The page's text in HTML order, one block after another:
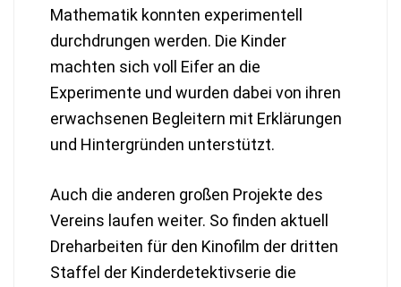
Mathematik konnten experimentell
durchdrungen werden. Die Kinder
machten sich voll Eifer an die
Experimente und wurden dabei von ihren
erwachsenen Begleitern mit Erklärungen
und Hintergründen unterstützt.
Auch die anderen großen Projekte des
Vereins laufen weiter. So finden aktuell
Dreharbeiten für den Kinofilm der dritten
Staffel der Kinderdetektivserie die